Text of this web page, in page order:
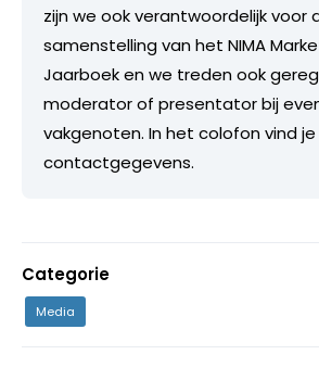
zijn we ook verantwoordelijk voor
samenstelling van het NIMA
Jaarboek en we treden ook
moderator of presentator bij
vakgenoten. In het colofon vind
contactgegevens.
Categorie
Media